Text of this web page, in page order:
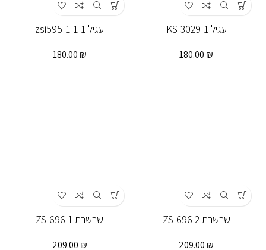
עגיל KSI3029-1
180.00 ₪
עגיל zsi595-1-1-1
180.00 ₪
שרשרת ZSI696 2
209.00 ₪
שרשרת ZSI696 1
209.00 ₪